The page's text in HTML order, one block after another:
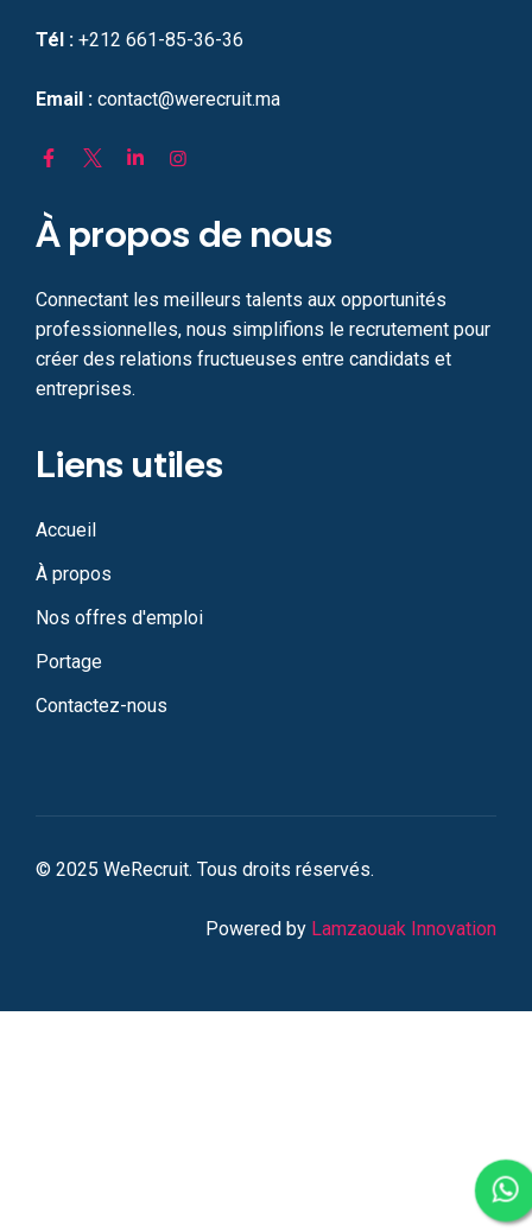
Tél : +212 661-85-36-36
Email : contact@werecruit.ma
À propos de nous
Connectant les meilleurs talents aux opportunités
professionnelles, nous simplifions le recrutement pour
créer des relations fructueuses entre candidats et
entreprises.
Liens utiles
Accueil
À propos
Nos offres d'emploi
Portage
Contactez-nous
© 2025 WeRecruit. Tous droits réservés.
Powered by Lamzaouak Innovation